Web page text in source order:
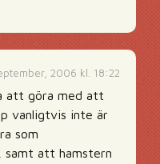
2006 kl. 18:22
att göra med att
vanligtvis inte är
som
samt att hamstern